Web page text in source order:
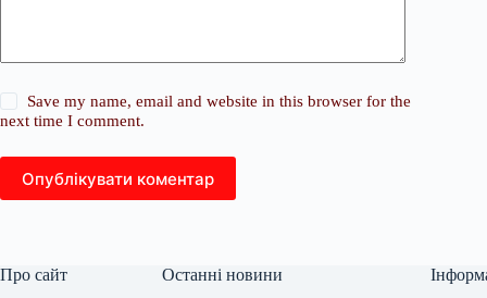
Save my name, email and website in this browser for the
next time I comment.
Опублікувати коментар
Про сайт Останні новини